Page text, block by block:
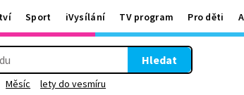
Sport iVysílání TV program Pro děti
Hledat
Měsíc lety do vesmíru